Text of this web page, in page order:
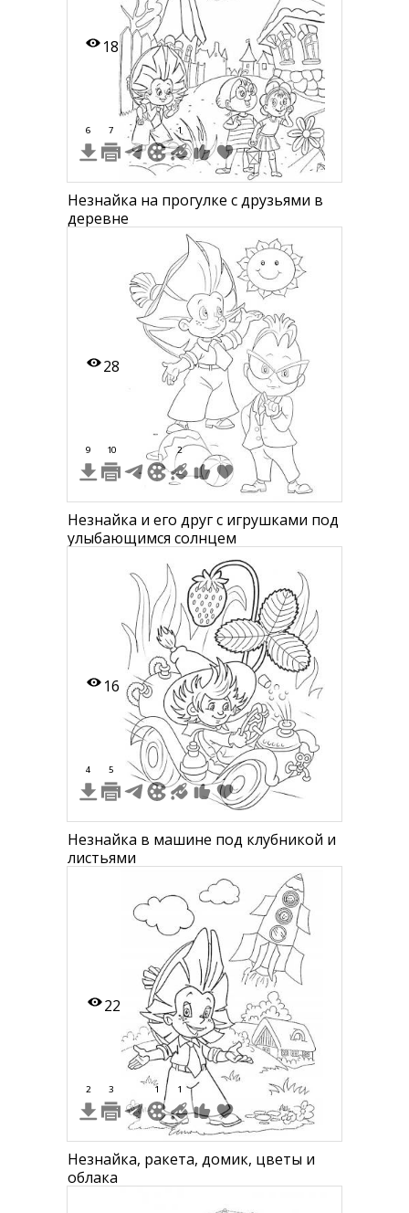
18
6 7 1
Незнайка на прогулке с друзьями в
деревне
28
9 10 2
Незнайка и его друг с игрушками под
улыбающимся солнцем
16
4 5
Незнайка в машине под клубникой и
листьями
22
2 3 1 1
Незнайка, ракета, домик, цветы и
облака